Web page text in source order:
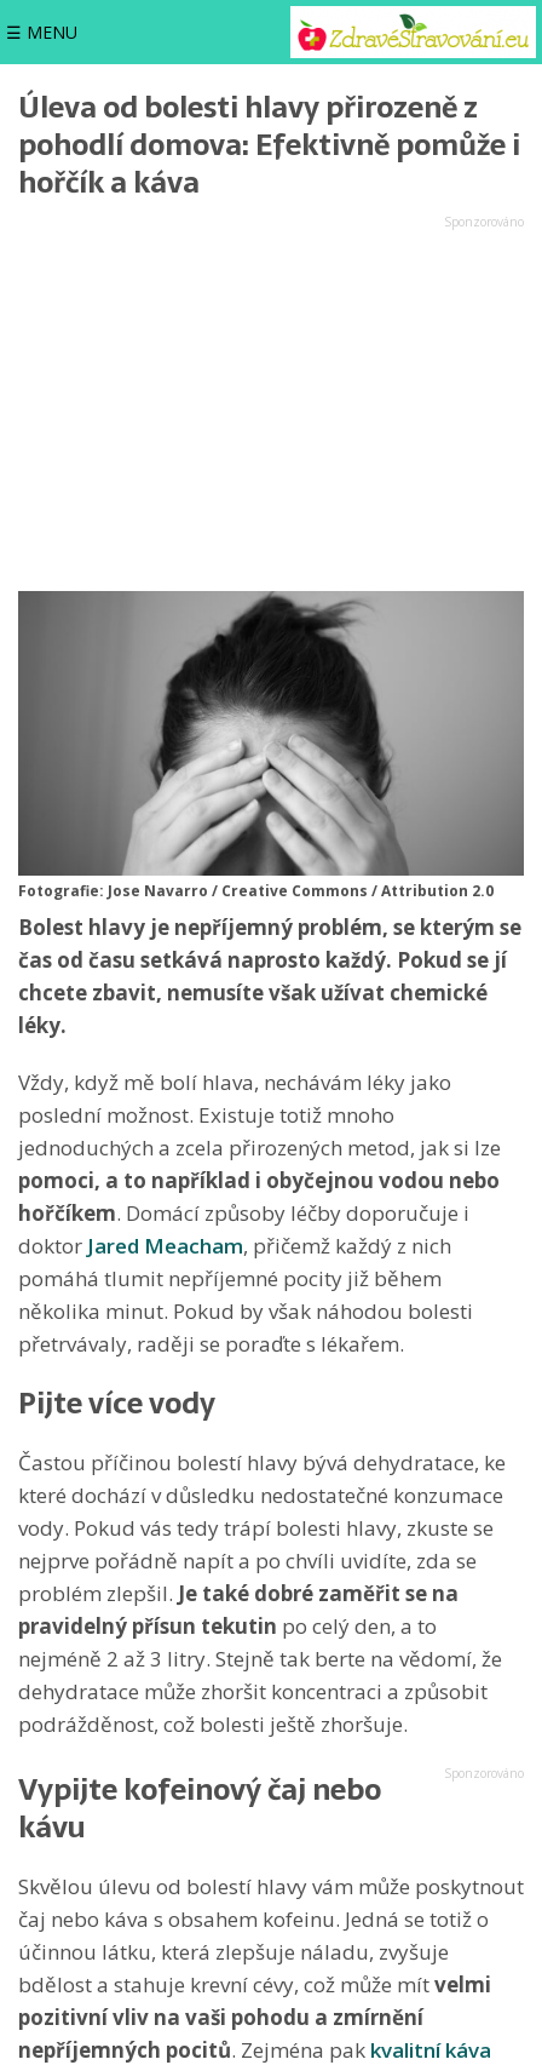
☰ MENU
Úleva od bolesti hlavy přirozeně z
pohodlí domova: Efektivně pomůže i
hořčík a káva
Fotografie: Jose Navarro / Creative Commons / Attribution 2.0
Bolest hlavy je nepříjemný problém, se kterým se
čas od času setkává naprosto každý. Pokud se jí
chcete zbavit, nemusíte však užívat chemické
léky.
Vždy, když mě bolí hlava, nechávám léky jako
poslední možnost. Existuje totiž mnoho
jednoduchých a zcela přirozených metod, jak si lze
pomoci, a to například i obyčejnou vodou nebo
hořčíkem. Domácí způsoby léčby doporučuje i
doktor Jared Meacham, přičemž každý z nich
pomáhá tlumit nepříjemné pocity již během
několika minut. Pokud by však náhodou bolesti
přetrvávaly, raději se poraďte s lékařem.
Pijte více vody
Častou příčinou bolestí hlavy bývá dehydratace, ke
které dochází v důsledku nedostatečné konzumace
vody. Pokud vás tedy trápí bolesti hlavy, zkuste se
nejprve pořádně napít a po chvíli uvidíte, zda se
problém zlepšil. Je také dobré zaměřit se na
pravidelný přísun tekutin po celý den, a to
nejméně 2 až 3 litry. Stejně tak berte na vědomí, že
dehydratace může zhoršit koncentraci a způsobit
podrážděnost, což bolesti ještě zhoršuje.
Vypijte kofeinový čaj nebo
kávu
Skvělou úlevu od bolestí hlavy vám může poskytnout
čaj nebo káva s obsahem kofeinu. Jedná se totiž o
účinnou látku, která zlepšuje náladu, zvyšuje
bdělost a stahuje krevní cévy, což může mítvelmi
pozitivní vliv na vaši pohodu a zmírnění
nepříjemných pocitů. Zejména pak kvalitní káva